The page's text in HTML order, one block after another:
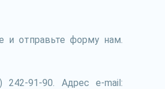
и отправьте форму нам.
91-90. Адрес e-mail: